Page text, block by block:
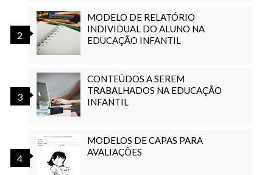
MODELO DE RELATÓRIO
INDIVIDUAL DO ALUNO NA
EDUCAÇÃO INFANTIL
CONTEÚDOS A SEREM
TRABALHADOS NA EDUCAÇÃO
INFANTIL
MODELOS DE CAPAS PARA
AVALIAÇÕES